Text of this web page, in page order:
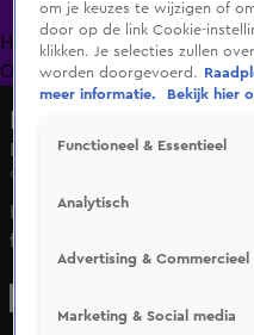
HomeUitzending Gemist
OranjezomerLivestreams
De Knock-outs zijn
9 juni 2025, 14:58
Het is weer tijd voor de
finale halen?
om je keuzes te wijzigen of
door op de link Cookie-
klikken. Je selecties zullen
worden doorgevoerd.
meer informatie.
Bekijk hier
Functioneel & Essentieel
Analytisch
Advertising & Commercieel
Marketing & Social media